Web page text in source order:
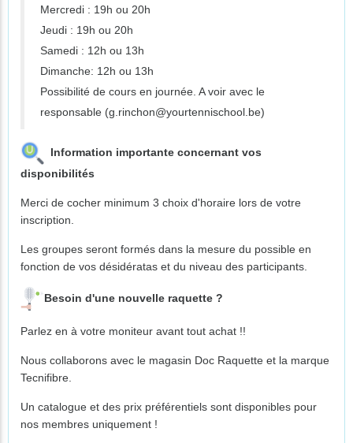
Mercredi : 19h ou 20h
Jeudi : 19h ou 20h
Samedi : 12h ou 13h
Dimanche: 12h ou 13h
Possibilité de cours en journée. A voir avec le
responsable (g.rinchon@yourtennischool.be)
Information importante concernant vos
disponibilités
Merci de cocher minimum 3 choix d'horaire lors de votre
inscription.
Les groupes seront formés dans la mesure du possible en
fonction de vos désidératas et du niveau des participants.
Besoin d'une nouvelle raquette ?
Parlez en à votre moniteur avant tout achat !!
Nous collaborons avec le magasin Doc Raquette et la marque
Tecnifibre.
Un catalogue et des prix préférentiels sont disponibles pour
nos membres uniquement !